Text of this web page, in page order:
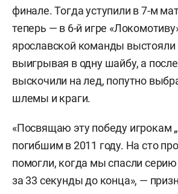
финале. Тогда уступили в 7-м
теперь — в 6-й игре
ярославской команды выстояли
выигрывая в одну шайбу, а
выскочили на лед, попутно
шлемы и краги.
«Посвящаю эту победу игрокам
погибшим в 2011 году. На сто
помогли, когда мы спасли серию
за 33 секунды до конца», —